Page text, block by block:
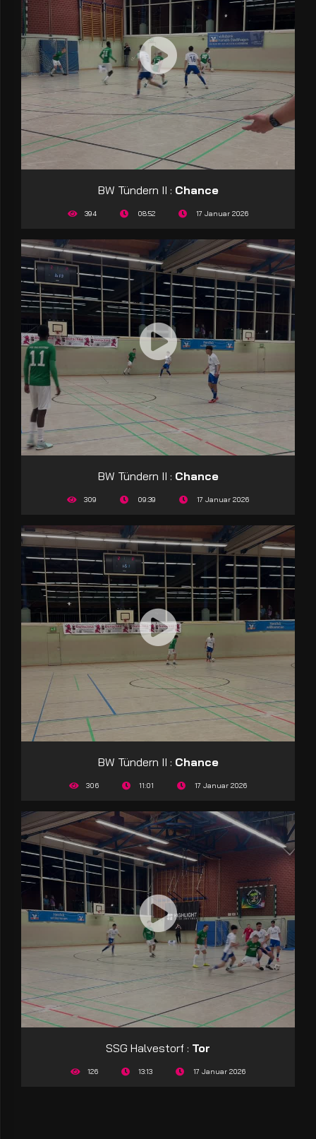
BW Tündern II : Chance
394 08:52 17 Januar 2026
BW Tündern II : Chance
309 09:39 17 Januar 2026
BW Tündern II : Chance
306 11:01 17 Januar 2026
SSG Halvestorf : Tor
126 13:13 17 Januar 2026